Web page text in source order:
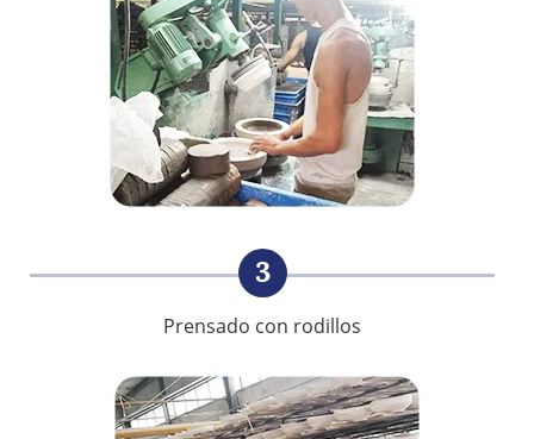
3
Prensado con rodillos